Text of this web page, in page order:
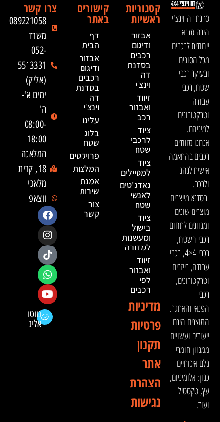
סדנת דה וינצ'י
הינה סדנא
ייחודית לרכבים
מכל הסוגים
ובעיקר רכבי
שטח, רכבי
עבודה
וטרקטורונים
למיניהם.
אנחנו מזוודים
רכבים בהתאמה
אישית לנהג
ולרכב.
בסדנא מייצרים
מוצרים שונים
ומגוונים לתחום
רכבי השטח,
רכבי 4×4, רכבי
עבודה, רייזרים
וטרקטורונים,
רכבי
הפנאי והאתגר.
המוצרים הינם
ייעודים ועשויים
ממגוון חומרי
גלם איכותיים
כגון: אלומיניום,
עץ, טקסטיל
ועוד.
קטגוריות
ראשיות
אבזור
ודיגום
רכבים
בסדנת
דה
וינצ׳י
זיווד
ואבזור
רכב
ציוד
לרכבי
שטח
ציוד
למטיילים
גאדג'טים
לאנשי
שטח
ציוד
בישול
ומעשנות
למדורה
זיווד
ואבזור
לפי
רכבים
מדיניות
פרטיות
תקנון
אתר
הצהרת
נגישות
קישורים
באתר
דף
הבית
אבזור
ודיגום
רכבים
בסדנת
דה
וינצ׳י
עלינו
בלוג
שטח
פרויקטים
המלצות
אמנת
שירות
צור
קשר
צרו קשר
089221058
משרד
052-
5513331
(אליק)
ימים א'-
ה'
08:00-
18:00
המלאכה
18, קרית
מלאכי
ווצאפ
נווטו
אלינו